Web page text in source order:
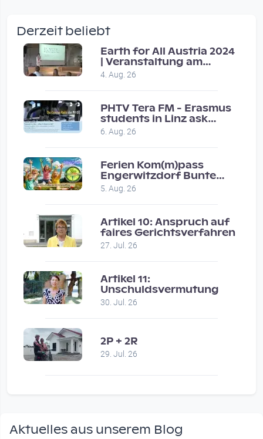
Vor 2 weeks 3 days
Coole Sendung, tolle…
Vor 1 month 2 weeks
Eure Show war super :-)…
Vor 1 month 2 weeks
Derzeit beliebt
Earth for All Austria 2024
| Veranstaltung am
8.7.2024
4. Aug. 26
PHTV Tera FM - Erasmus
students in Linz ask
people on road for
recommendations
6. Aug. 26
Ferien Kom(m)pass
Engerwitzdorf Bunte
Hundestunde
5. Aug. 26
Artikel 10: Anspruch auf
faires Gerichtsverfahren
27. Jul. 26
Artikel 11:
Unschuldsvermutung
30. Jul. 26
2P + 2R
29. Jul. 26
Aktuelles aus unserem Blog